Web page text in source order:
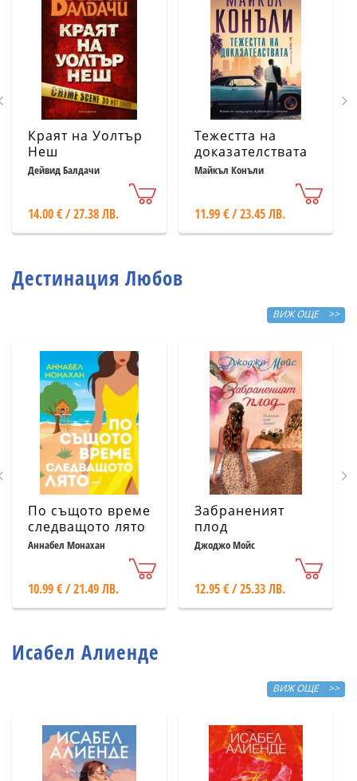
Краят на Уолтър
Неш
Дейвид Балдачи
14.00 € / 27.38 ЛВ.
Тежестта на
доказателствата
Майкъл Конъли
11.99 € / 23.45 ЛВ.
Дестинация Любов
ВИЖ ОЩЕ >>
По същото време
следващото лято
Аннабел Монахан
10.99 € / 21.49 ЛВ.
Забраненият
плод
Джоджо Мойс
12.95 € / 25.33 ЛВ.
Исабел Алиенде
ВИЖ ОЩЕ >>